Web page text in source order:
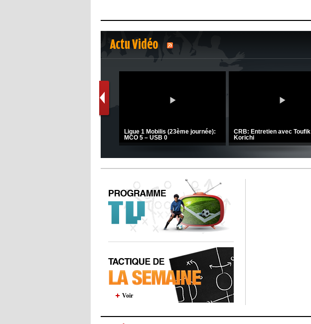
Actu Vidéo
1 2
CRB: Entretien avec Toufik
Korichi
Ligue 1 Mobilis (23ème journée):
MCO 5 – USB 0
Voir